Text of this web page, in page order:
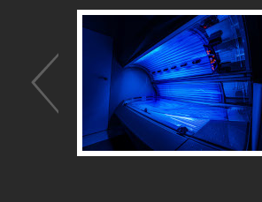
Předchozí